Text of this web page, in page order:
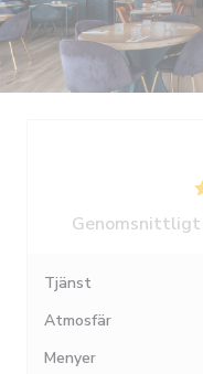
Tjänst
Atmosfär
Menyer